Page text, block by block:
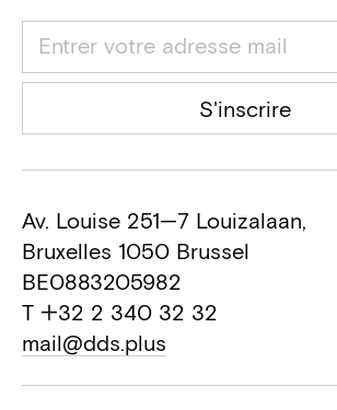
S'inscrire
Av. Louise 251—7 Louizalaan,
Bruxelles 1050 Brussel
BE0883205982
T +32 2 340 32 32
mail@dds.plus